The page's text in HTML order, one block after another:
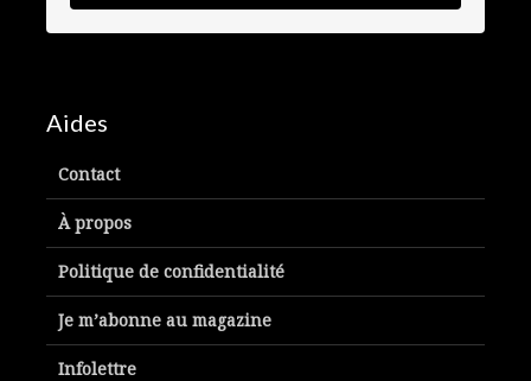
Aides
Contact
À propos
Politique de confidentialité
Je m’abonne au magazine
Infolettre